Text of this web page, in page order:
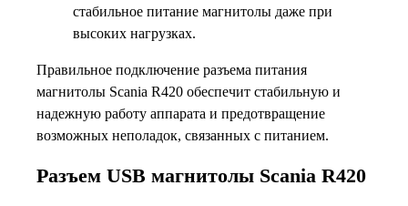
стабильное питание магнитолы даже при
высоких нагрузках.
Правильное подключение разъема питания
магнитолы Scania R420 обеспечит стабильную и
надежную работу аппарата и предотвращение
возможных неполадок, связанных с питанием.
Разъем USB магнитолы Scania R420